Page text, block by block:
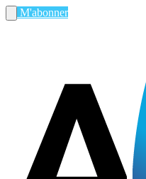
M'abonner